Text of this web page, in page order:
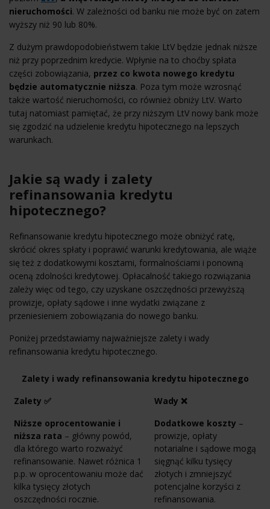
nieruchomości. W zależności od banku nie może być on zatem
wyższy niż 90 lub 80%.
Z dużym prawdopodobieństwem takie LtV będzie jednak niższe
niż przy poprzednim kredycie. Wpłynie na to choćby spłata
części zobowiązania, przez co kwota nowego kredytu
będzie automatycznie niższa. Poza tym może wzrosnąć
także wartość nieruchomości, co również obniży LtV. Warto
tutaj natomiast pamiętać, że przy niższym LtV nowy bank może
się zgodzić na udzielenie kredytu hipotecznego na lepszych
warunkach.
Jakie są wady i zalety
refinansowania kredytu
hipotecznego?
Refinansowanie kredytu hipotecznego może obniżyć ratę,
skrócić okres spłaty i poprawić warunki kredytowania, ale wiąże
się też z dodatkowymi kosztami, formalnościami i ponowną
oceną zdolności kredytowej. Opłacalność takiego rozwiązania
zależy więc od tego, czy uzyskane oszczędności przewyższą
prowizje, opłaty sądowe i inne wydatki związane z
przeniesieniem zobowiązania do nowego banku.
Poniżej przedstawiamy najważniejsze zalety i wady
refinansowania kredytu hipotecznego.
Zalety i wady refinansowania kredytu hipotecznego
Zalety ✅
Wady ❌
Niższe oprocentowanie i
niższa rata – główny powód,
dla którego warto rozważyć
refinansowanie. Nawet różnica 1
p.p. w oprocentowaniu może dać
kilka tysięcy złotych
oszczędności rocznie.
Dodatkowe koszty –
prowizje, opłaty
notarialne i sądowe mogą
sięgnąć kilku tysięcy
złotych i zmniejszyć
potencjalne korzyści z
refinansowania.